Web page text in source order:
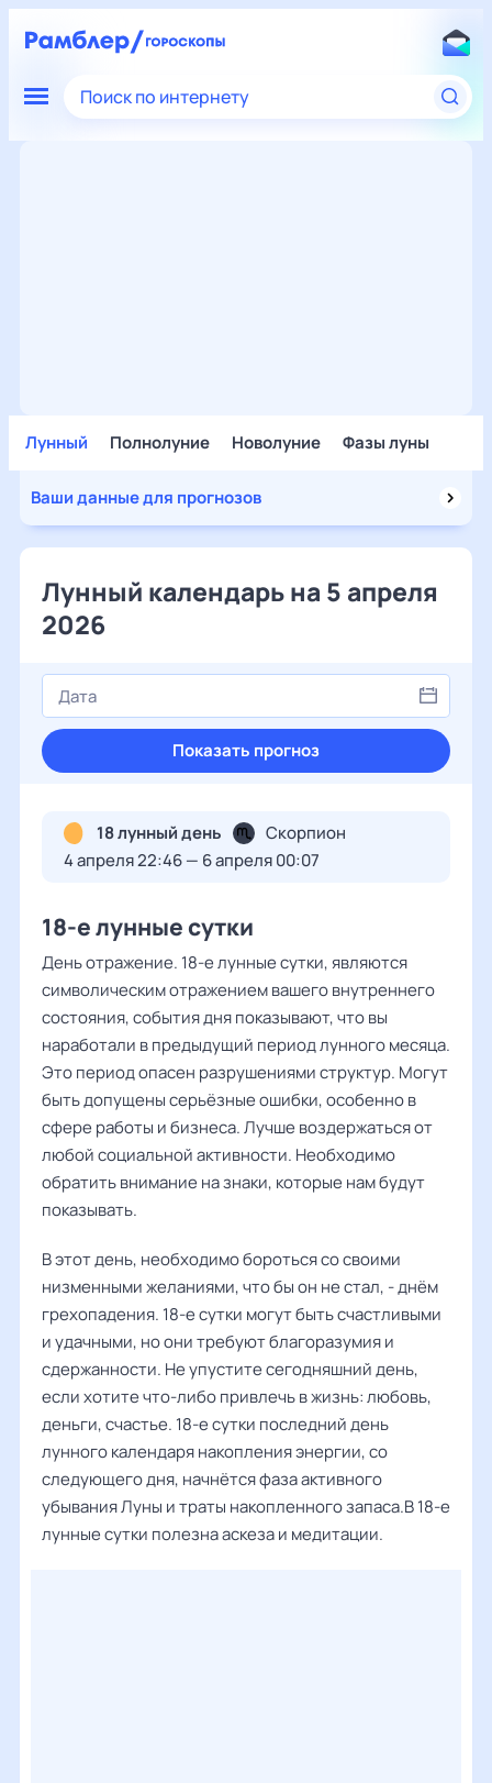
Поиск по интернету
Лунный Полнолуние Новолуние Фазы луны
Ваши данные для прогнозов
Лунный календарь на 5 апреля
2026
Показать прогноз
18 лунный день
Скорпион
4 апреля 22:46 — 6 апреля 00:07
18-е лунные сутки
День отражение. 18-е лунные сутки, являются
символическим отражением вашего внутреннего
состояния, события дня показывают, что вы
наработали в предыдущий период лунного месяца.
Это период опасен разрушениями структур. Могут
быть допущены серьёзные ошибки, особенно в
сфере работы и бизнеса. Лучше воздержаться от
любой социальной активности. Необходимо
обратить внимание на знаки, которые нам будут
показывать.
В этот день, необходимо бороться со своими
низменными желаниями, что бы он не стал, - днём
грехопадения. 18-е сутки могут быть счастливыми
и удачными, но они требуют благоразумия и
сдержанности. Не упустите сегодняшний день,
если хотите что-либо привлечь в жизнь: любовь,
деньги, счастье. 18-е сутки последний день
лунного календаря накопления энергии, со
следующего дня, начнётся фаза активного
убывания Луны и траты накопленного запаса.В 18-е
лунные сутки полезна аскеза и медитации.